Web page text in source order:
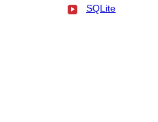
SQLite